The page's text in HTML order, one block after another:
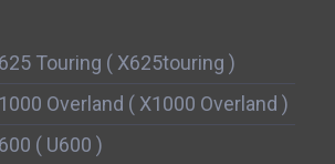
Touring ( X625touring )
Overland ( X1000 Overland )
( U600 )